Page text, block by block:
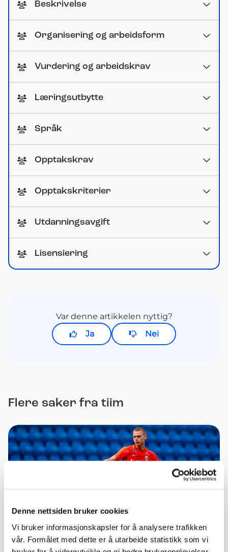
Denne nettsiden bruker cookies
Vi bruker informasjonskapsler for å analysere trafikken
vår. Formålet med dette er å utarbeide statistikk som vi
Beskrivelse
Organisering og arbeidsform
Vurdering og arbeidskrav
Læringsutbytte
Språk
Opptakskrav
Opptakskriterier
Utdanningsavgift
Lisensiering
Var denne artikkelen nyttig?
Ja
Nei
Flere saker fra tiim